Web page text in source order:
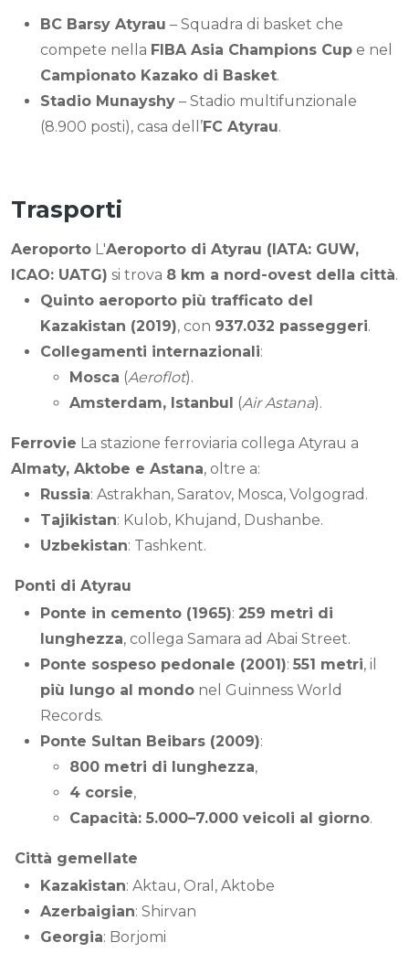
BC Barsy Atyrau – Squadra di basket che
compete nella FIBA Asia Champions Cup e nel
Campionato Kazako di Basket.
Stadio Munayshy – Stadio multifunzionale
(8.900 posti), casa dell’FC Atyrau.
Trasporti
Aeroporto L'Aeroporto di Atyrau (IATA: GUW,
ICAO: UATG) si trova 8 km a nord-ovest della città.
Quinto aeroporto più trafficato del
Kazakistan (2019), con 937.032 passeggeri.
Collegamenti internazionali:
Mosca (Aeroflot).
Amsterdam, Istanbul
(Air Astana).
Ferrovie La stazione ferroviaria collega Atyrau a
Almaty, Aktobe e Astana, oltre a:
Russia: Astrakhan, Saratov, Mosca, Volgograd.
Tajikistan: Kulob, Khujand, Dushanbe.
Uzbekistan: Tashkent.
Ponti di Atyrau
Ponte in cemento (1965): 259 metri di
lunghezza, collega Samara ad Abai Street.
Ponte sospeso pedonale (2001): 551 metri, il
più lungo al mondo nel Guinness World
Records.
Ponte Sultan Beibars (2009):
800 metri di lunghezza,
4 corsie,
Capacità: 5.000–7.000 veicoli al giorno.
Città gemellate
Kazakistan: Aktau, Oral, Aktobe
Azerbaigian: Shirvan
Georgia: Borjomi